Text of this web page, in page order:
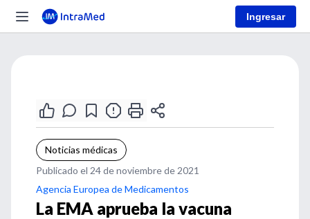
Ingresar
Noticias médicas
Publicado el 24 de noviembre de 2021
Agencia Europea de Medicamentos
La EMA aprueba la vacuna